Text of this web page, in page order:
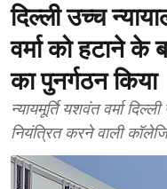
दिल्ली उच्च
वर्मा को हटाने के
का पुनर्गठन किया
न्यायमूर्ति यशवंत वर्मा
नियंत्रित करने वाली